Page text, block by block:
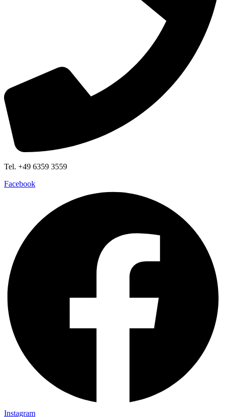
Tel. +49 6359 3559
Facebook
Instagram